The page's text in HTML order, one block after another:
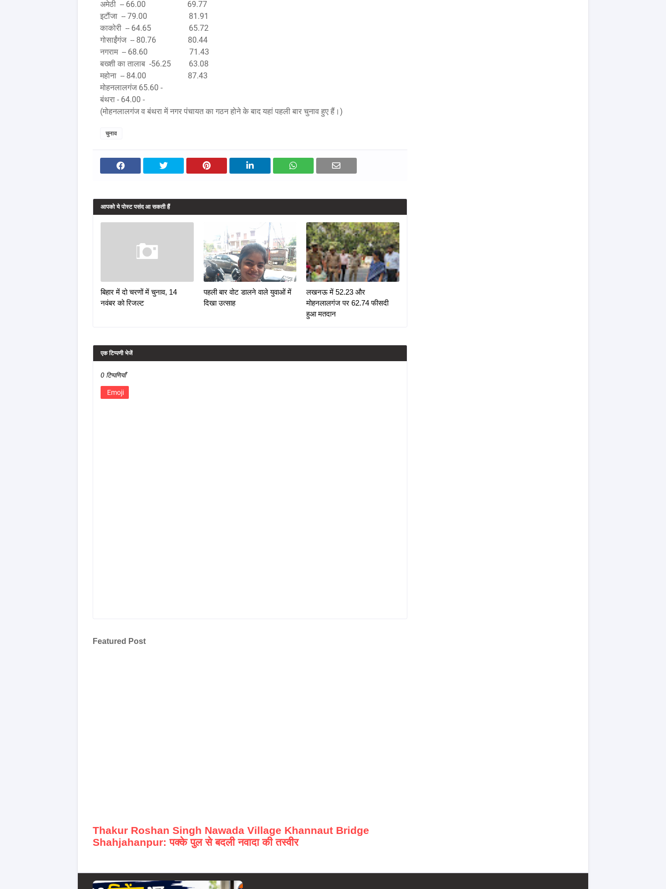
अमेठी -- 66.00 69.77
इटौंजा -- 79.00 81.91
काकोरी -- 64.65 65.72
गोसाईंगंज -- 80.76 80.44
नगराम -- 68.60 71.43
बख्शी का तालाब -56.25 63.08
महोना -- 84.00 87.43
मोहनलालगंज 65.60 -
बंथरा - 64.00 -
(मोहनलालगंज व बंथरा में नगर पंचायत का गठन होने के बाद यहां पहली बार चुनाव हुए हैं।)
चुनाव
आपको ये पोस्ट पसंद आ सकती हैं
बिहार में दो चरणों में चुनाव, 14
नवंबर को रिजल्ट
पहली बार वोट डालने वाले युवाओं में
दिखा उत्साह
लखनऊ में 52.23 और
मोहनलालगंज पर 62.74 फीसदी
हुआ मतदान
एक टिप्पणी भेजें
0 टिप्पणियाँ
Emoji
Featured Post
Thakur Roshan Singh Nawada Village Khannaut Bridge
Shahjahanpur: पक्के पुल से बदली नवादा की तस्वीर